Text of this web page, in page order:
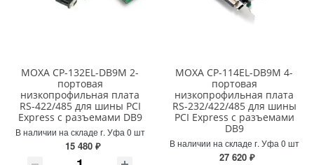
MOXA CP-132EL-DB9M 2-
портовая
низкопрофильная плата
RS-422/485 для шины PCI
Express с разъемами DB9
В наличии на складе г. Уфа 0 шт
15 480 ₽
MOXA CP-114EL-DB9M 4-
портовая
низкопрофильная плата
RS-232/422/485 для шины
PCI Express с разъемами
DB9
В наличии на складе г. Уфа 0 шт
27 620 ₽